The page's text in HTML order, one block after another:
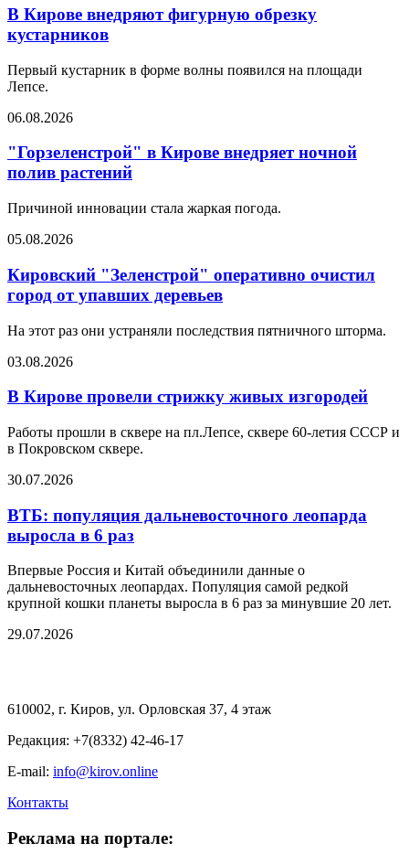
В Кирове внедряют фигурную обрезку
кустарников
Первый кустарник в форме волны появился на площади
Лепсе.
06.08.2026
"Горзеленстрой" в Кирове внедряет ночной
полив растений
Причиной инновации стала жаркая погода.
05.08.2026
Кировский "Зеленстрой" оперативно очистил
город от упавших деревьев
На этот раз они устраняли последствия пятничного шторма.
03.08.2026
В Кирове провели стрижку живых изгородей
Работы прошли в сквере на пл.Лепсе, сквере 60-летия СССР и
в Покровском сквере.
30.07.2026
ВТБ: популяция дальневосточного леопарда
выросла в 6 раз
Впервые Россия и Китай объединили данные о
дальневосточных леопардах. Популяция самой редкой
крупной кошки планеты выросла в 6 раз за минувшие 20 лет.
29.07.2026
610002, г. Киров, ул. Орловская 37, 4 этаж
Редакция: +7(8332) 42-46-17
E-mail: info@kirov.online
Контакты
Реклама на портале: